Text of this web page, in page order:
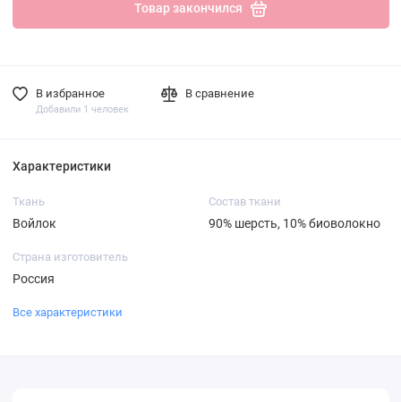
Товар закончился
В избранное
Добавили 1 человек
В сравнение
Характеристики
Ткань
Войлок
Состав ткани
90% шерсть, 10% биоволокно
Страна изготовитель
Россия
Все характеристики